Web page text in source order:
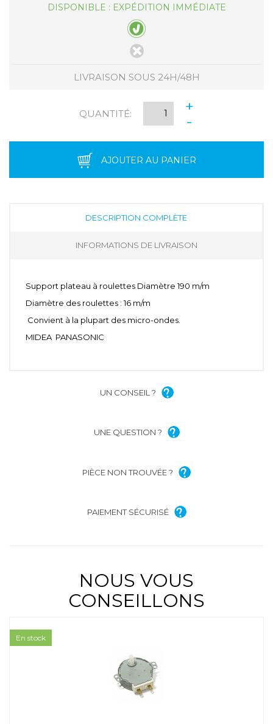
DISPONIBLE : EXPÉDITION IMMÉDIATE
LIVRAISON SOUS 24H/48H
QUANTITÉ:
+
-
AJOUTER AU PANIER
DESCRIPTION COMPLÈTE
INFORMATIONS DE LIVRAISON
Support plateau à roulettes Diamètre 190 m/m
Diamètre des roulettes : 16 m/m
Convient à la plupart des micro-ondes.
MIDEA PANASONIC
UN CONSEIL ?
UNE QUESTION ?
PIÈCE NON TROUVÉE ?
PAIEMENT SÉCURISÉ
NOUS VOUS
CONSEILLONS
En stock